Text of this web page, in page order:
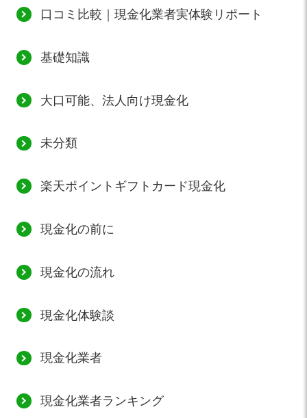
口コミ比較｜現金化業者実体験リポート
基礎知識
大口可能、法人向け現金化
未分類
楽天ポイントギフトカード現金化
現金化の前に
現金化の流れ
現金化体験談
現金化業者
現金化業者ランキング